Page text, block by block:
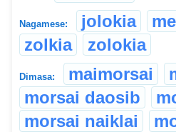
Nagamese: jolokia
zolkia
zolokia
Dimasa: maimorsai
morsai daosib
morsai naiklai